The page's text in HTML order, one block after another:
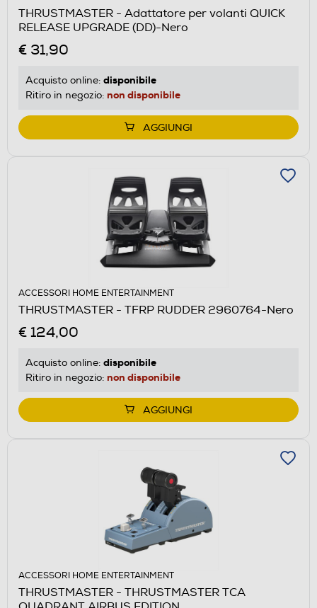
THRUSTMASTER - Adattatore per volanti QUICK
RELEASE UPGRADE (DD)-Nero
€ 31,90
Acquisto online: disponibile
Ritiro in negozio: non disponibile
AGGIUNGI
ACCESSORI HOME ENTERTAINMENT
THRUSTMASTER - TFRP RUDDER 2960764-Nero
€ 124,00
Acquisto online: disponibile
Ritiro in negozio: non disponibile
AGGIUNGI
ACCESSORI HOME ENTERTAINMENT
THRUSTMASTER - THRUSTMASTER TCA